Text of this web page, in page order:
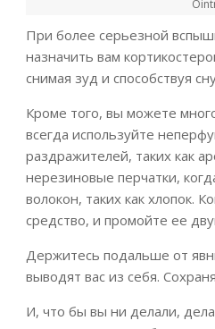
При более серьезной
назначить вам
снимая зуд и способствуя
Кроме того, вы можете
всегда используйте
раздражителей, таких как
нерезиновые перчатки,
волокон, таких как хлопок.
средство, и промойте ее
Держитесь подальше от
выводят вас из себя.
И, что бы вы ни делали,